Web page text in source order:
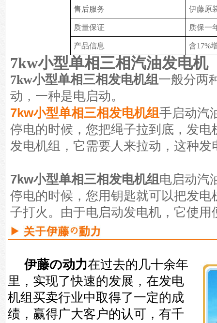
售后服务 伊藤原
质量保证 质保一
产品信息 含17%
7kw小型单相三相汽油发电机
7kw小型单相三相发电机组一般分两
动，一种是电启动。
7kw小型单相三相发电机组手启动汽
停电的时候，您把绳子拉到底，发
发电机组，它需要人来拉动，这种
7kw小型单相三相发电机组 电启动汽
停电的时候，您用钥匙就可以把发
子打火。由于电启动发电机，它使
伊藤の动力在过去的几十余年
里，实现了快速的发展，在发电
机组买卖行业中取得了一定的成
绩，赢得广大客户的认可，有千